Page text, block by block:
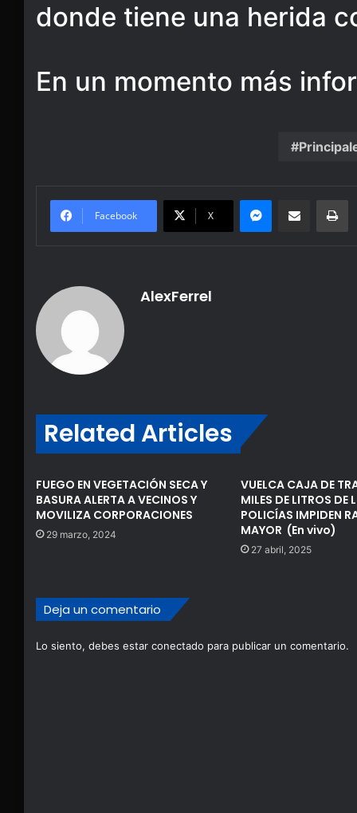
donde tiene una herida
En un momento más
Facebook X
Messenger
Share via Email
AlexFerrel
Related Articles
FUEGO EN VEGETACIÓN SECA Y
BASURA ALERTA A VECINOS Y
MOVILIZA CORPORACIONES
29 marzo, 2024
VUELCA CAJA DE
MILES DE LITROS DE
POLICÍAS IMPIDEN
MAYOR (En vivo)
27 abril, 2025
Deja un comentario
Lo siento, debes estar conectado para publicar un comentario.